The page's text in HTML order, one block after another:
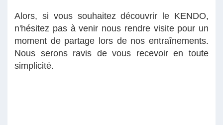
Alors, si vous souhaitez découvrir le KENDO,
n'hésitez pas à venir nous rendre visite pour un
moment de partage lors de nos entraînements.
Nous serons ravis de vous recevoir en toute
simplicité.